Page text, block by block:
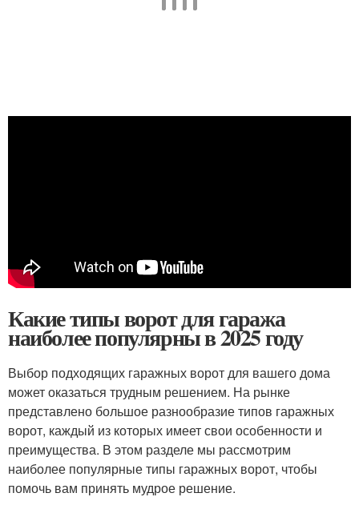
Какие типы ворот для гаража
наиболее популярны в 2025 году
Выбор подходящих гаражных ворот для вашего дома
может оказаться трудным решением. На рынке
представлено большое разнообразие типов гаражных
ворот, каждый из которых имеет свои особенности и
преимущества. В этом разделе мы рассмотрим
наиболее популярные типы гаражных ворот, чтобы
помочь вам принять мудрое решение.